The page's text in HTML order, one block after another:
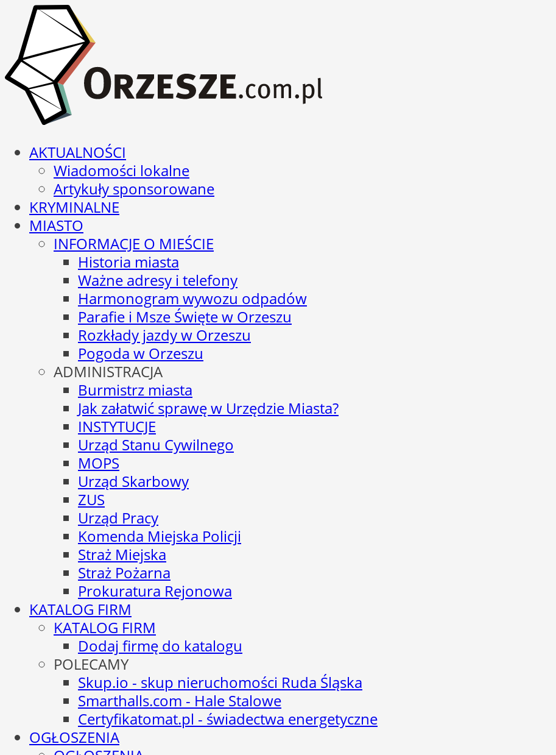
AKTUALNOŚCI
Wiadomości lokalne
Artykuły sponsorowane
KRYMINALNE
MIASTO
INFORMACJE O MIEŚCIE
Historia miasta
Ważne adresy i telefony
Harmonogram wywozu odpadów
Parafie i Msze Święte w Orzeszu
Rozkłady jazdy w Orzeszu
Pogoda w Orzeszu
ADMINISTRACJA
Burmistrz miasta
Jak załatwić sprawę w Urzędzie Miasta?
INSTYTUCJE
Urząd Stanu Cywilnego
MOPS
Urząd Skarbowy
ZUS
Urząd Pracy
Komenda Miejska Policji
Straż Miejska
Straż Pożarna
Prokuratura Rejonowa
KATALOG FIRM
KATALOG FIRM
Dodaj firmę do katalogu
POLECAMY
Skup.io - skup nieruchomości Ruda Śląska
Smarthalls.com - Hale Stalowe
Certyfikatomat.pl - świadectwa energetyczne
OGŁOSZENIA